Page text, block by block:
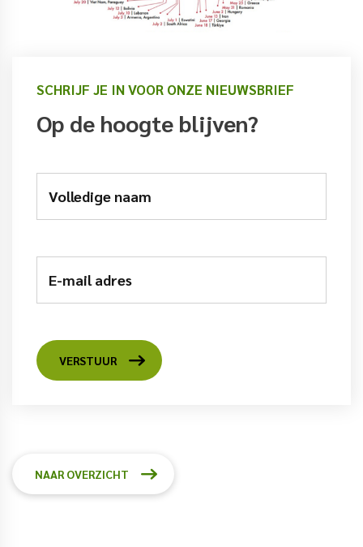
SCHRIJF JE IN VOOR ONZE NIEUWSBRIEF
Op de hoogte blijven?
Volledige naam
E-mail adres
VERSTUUR
NAAR OVERZICHT